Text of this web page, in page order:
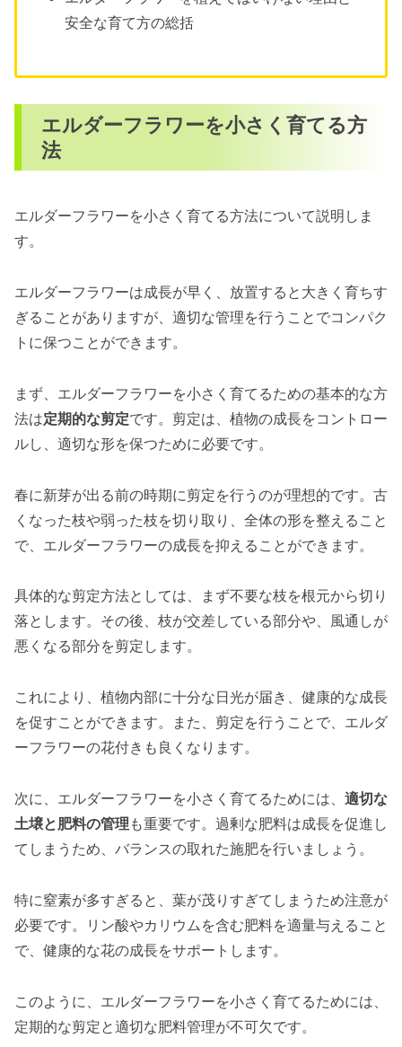
安全な育て方の総括
エルダーフラワーを小さく育てる方
法
エルダーフラワーを小さく育てる方法について説明しま
す。
エルダーフラワーは成長が早く、放置すると大きく育ちす
ぎることがありますが、適切な管理を行うことでコンパク
トに保つことができます。
まず、エルダーフラワーを小さく育てるための基本的な方
法は定期的な剪定です。剪定は、植物の成長をコントロー
ルし、適切な形を保つために必要です。
春に新芽が出る前の時期に剪定を行うのが理想的です。古
くなった枝や弱った枝を切り取り、全体の形を整えること
で、エルダーフラワーの成長を抑えることができます。
具体的な剪定方法としては、まず不要な枝を根元から切り
落とします。その後、枝が交差している部分や、風通しが
悪くなる部分を剪定します。
これにより、植物内部に十分な日光が届き、健康的な成長
を促すことができます。また、剪定を行うことで、エルダ
ーフラワーの花付きも良くなります。
次に、エルダーフラワーを小さく育てるためには、 適切な
土壌と肥料の管理 も重要です。過剰な肥料は成長を促進し
てしまうため、バランスの取れた施肥を行いましょう。
特に窒素が多すぎると、葉が茂りすぎてしまうため注意が
必要です。リン酸やカリウムを含む肥料を適量与えること
で、健康的な花の成長をサポートします。
このように、エルダーフラワーを小さく育てるためには、
定期的な剪定と適切な肥料管理が不可欠です。